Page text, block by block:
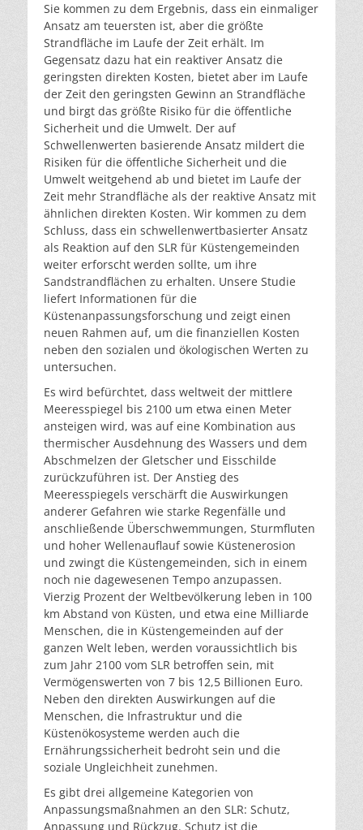
Sie kommen zu dem Ergebnis, dass ein einmaliger
Ansatz am teuersten ist, aber die größte
Strandfläche im Laufe der Zeit erhält. Im
Gegensatz dazu hat ein reaktiver Ansatz die
geringsten direkten Kosten, bietet aber im Laufe
der Zeit den geringsten Gewinn an Strandfläche
und birgt das größte Risiko für die öffentliche
Sicherheit und die Umwelt. Der auf
Schwellenwerten basierende Ansatz mildert die
Risiken für die öffentliche Sicherheit und die
Umwelt weitgehend ab und bietet im Laufe der
Zeit mehr Strandfläche als der reaktive Ansatz mit
ähnlichen direkten Kosten. Wir kommen zu dem
Schluss, dass ein schwellenwertbasierter Ansatz
als Reaktion auf den SLR für Küstengemeinden
weiter erforscht werden sollte, um ihre
Sandstrandflächen zu erhalten. Unsere Studie
liefert Informationen für die
Küstenanpassungsforschung und zeigt einen
neuen Rahmen auf, um die finanziellen Kosten
neben den sozialen und ökologischen Werten zu
untersuchen.
Es wird befürchtet, dass weltweit der mittlere
Meeresspiegel bis 2100 um etwa einen Meter
ansteigen wird, was auf eine Kombination aus
thermischer Ausdehnung des Wassers und dem
Abschmelzen der Gletscher und Eisschilde
zurückzuführen ist. Der Anstieg des
Meeresspiegels verschärft die Auswirkungen
anderer Gefahren wie starke Regenfälle und
anschließende Überschwemmungen, Sturmfluten
und hoher Wellenauflauf sowie Küstenerosion
und zwingt die Küstengemeinden, sich in einem
noch nie dagewesenen Tempo anzupassen.
Vierzig Prozent der Weltbevölkerung leben in 100
km Abstand von Küsten, und etwa eine Milliarde
Menschen, die in Küstengemeinden auf der
ganzen Welt leben, werden voraussichtlich bis
zum Jahr 2100 vom SLR betroffen sein, mit
Vermögenswerten von 7 bis 12,5 Billionen Euro.
Neben den direkten Auswirkungen auf die
Menschen, die Infrastruktur und die
Küstenökosysteme werden auch die
Ernährungssicherheit bedroht sein und die
soziale Ungleichheit zunehmen.
Es gibt drei allgemeine Kategorien von
Anpassungsmaßnahmen an den SLR: Schutz,
Anpassung und Rückzug. Schutz ist die